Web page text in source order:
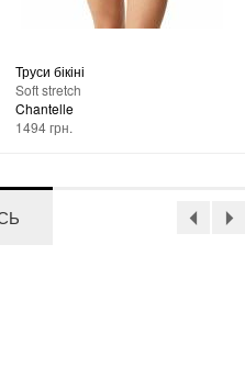
Труси бікіні
Soft stretch
Chantelle
1494 грн.